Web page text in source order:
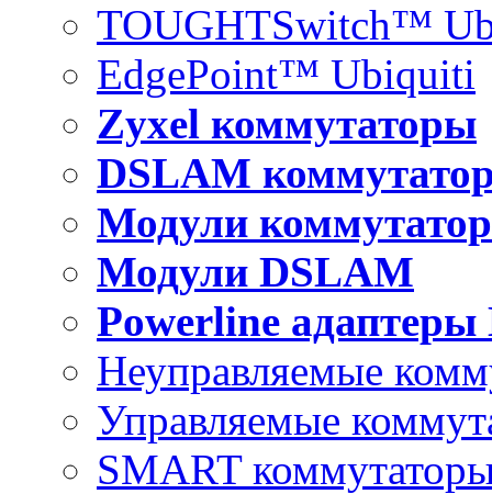
TOUGHTSwitch™
EdgePoint™ Ubiquiti
Zyxel коммутаторы
DSLAM
Модули
Модули DSLAM
Powerline адаптеры
Неуправляемые
Управляемые
SMART